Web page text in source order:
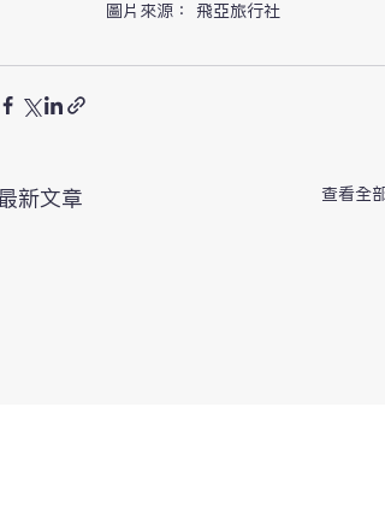
圖片來源： 飛亞旅行社
新文章 查看全部